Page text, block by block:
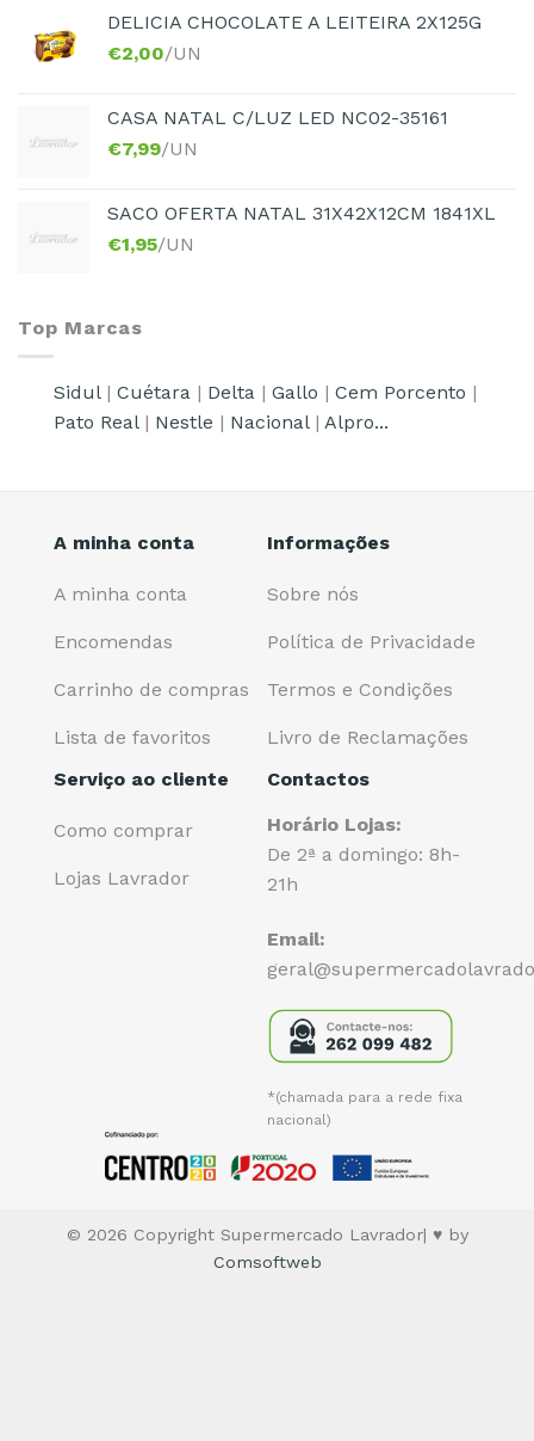
DELICIA CHOCOLATE A LEITEIRA 2X125G
€2,00/UN
CASA NATAL C/LUZ LED NC02-35161
€7,99/UN
SACO OFERTA NATAL 31X42X12CM 1841XL
€1,95/UN
Top Marcas
Sidul| Cuétara | Delta | Gallo | Cem Porcento |
Pato Real| Nestle | Nacional| Alpro...
A minha conta
A minha conta
Encomendas
Carrinho de compras
Lista de favoritos
Informações
Sobre nós
Política de Privacidade
Termos e Condições
Livro de Reclamações
Serviço ao cliente
Como comprar
Lojas Lavrador
Contactos
Horário Lojas:
De 2ª a domingo: 8h-
21h
Email:
*(chamada para a rede fixa
nacional)
© 2026 Copyright Supermercado Lavrador| ♥ by
Comsoftweb